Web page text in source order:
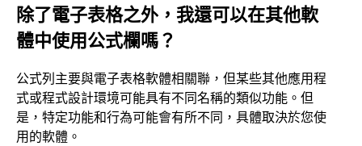
除了電子表格之外，我還可以在其他軟
體中使用公式欄嗎？
公式列主要與電子表格軟體相關聯，但某些其他應用程
式或程式設計環境可能具有不同名稱的類似功能。但
是，特定功能和行為可能會有所不同，具體取決於您使
用的軟體。